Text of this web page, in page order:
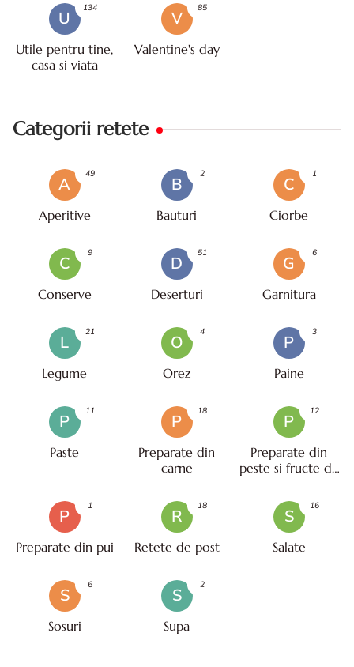
U
Utile pentru tine,
casa si viata
134
V
Valentine's day
85
Categorii retete
A
Aperitive
49
B
Bauturi
2
C
Ciorbe
1
C
Conserve
9
D
Deserturi
51
G
Garnitura
6
L
Legume
21
O
Orez
4
P
Paine
3
P
Paste
11
P
Preparate din
carne
18
P
Preparate din
peste si fructe de
12
P
Preparate din pui
1
R
Retete de post
18
S
Salate
16
S
Sosuri
6
S
Supa
2